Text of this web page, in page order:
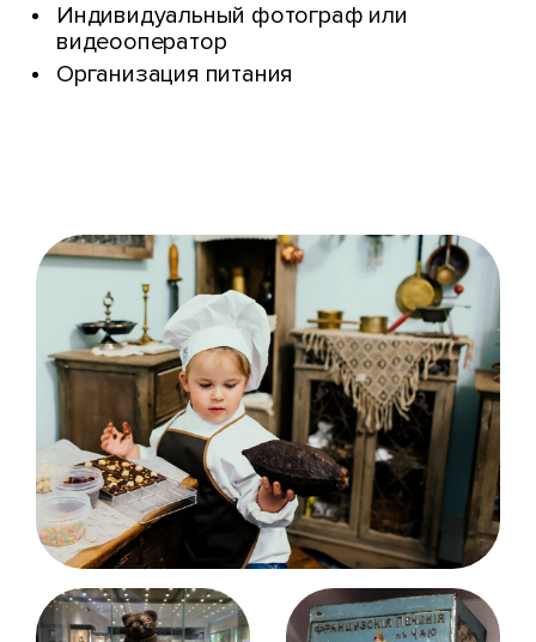
Индивидуальный фотограф или
видеооператор
Организация питания